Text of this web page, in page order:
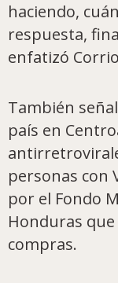
haciendo,
respuesta,
enfatizó
También
país en
personas con
por el Fondo
Honduras que
compras.